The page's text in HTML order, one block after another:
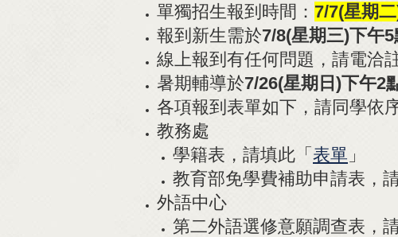
單獨招生報到時間： 7/7(星期
報到新生需於7/8(星期三)下午5
線上報到有任何問題，請電洽
暑期輔導於7/26(星期 日)下午2
各項報到表單如下，請同學依
教務處
學籍表，請填此「 表單 」
教育部免學費補助申請表，
外語中心
第二外語選修意願調查表，